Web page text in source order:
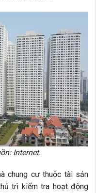
Internet.
chung cư thuộc tài sản
trì kiểm tra hoạt động